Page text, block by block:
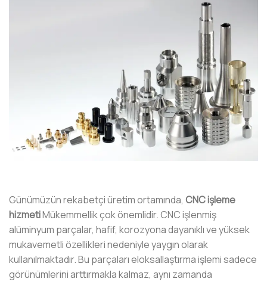
Günümüzün rekabetçi üretim ortamında, CNC işleme
hizmetiMükemmellik çok önemlidir. CNC işlenmiş
alüminyum parçalar, hafif, korozyona dayanıklı ve yüksek
mukavemetli özellikleri nedeniyle yaygın olarak
kullanılmaktadır. Bu parçaları eloksallaştırma işlemi sadece
görünümlerini arttırmakla kalmaz, aynı zamanda